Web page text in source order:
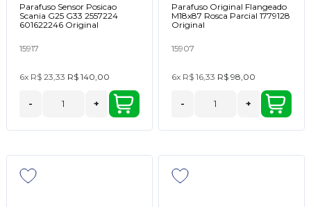
Parafuso Sensor Posicao
Scania G25 G33 2557224
601622246 Original
15917
6x R$ 23,33 R$ 140,00
- +
Parafuso Original Flangeado
M18x87 Rosca Parcial 1779128
Original
15907
6x R$ 16,33 R$ 98,00
- +